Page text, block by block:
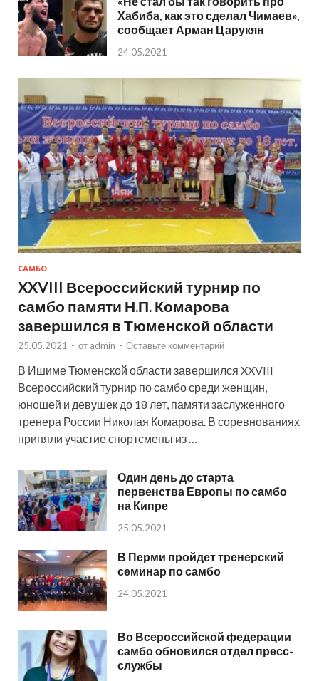
Хабиба, как это сделал Чимаев»,
сообщает Арман Царукян
24.05.2021
САМБО
XXVIII Всероссийский турнир по
самбо памяти Н.П. Комарова
завершился в Тюменской области
25.05.2021 - от admin - Оставьте комментарий
В Ишиме Тюменской области завершился XXVIII
Всероссийский турнир по самбо среди женщин,
юношей и девушек до 18 лет, памяти заслуженного
тренера России Николая Комарова. В соревнованиях
приняли участие спортсмены из …
Один день до старта
первенства Европы по самбо
на Кипре
25.05.2021
В Перми пройдет тренерский
семинар по самбо
24.05.2021
Во Всероссийской федерации
самбо обновился отдел пресс-
службы